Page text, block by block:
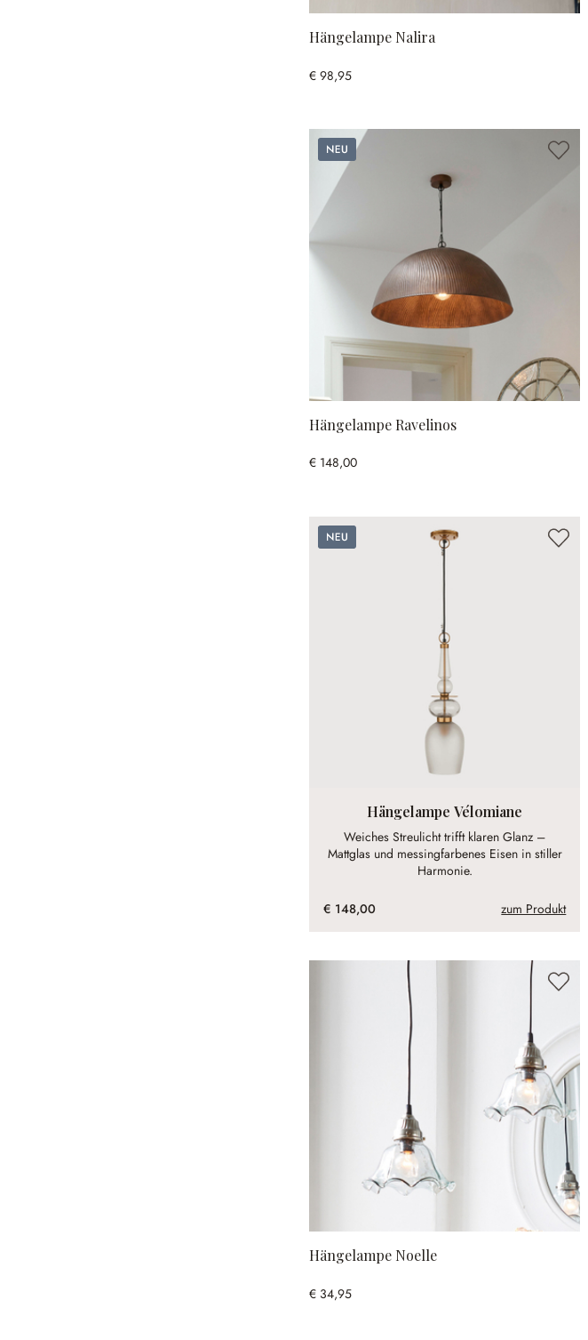
Hängelampe Nalira
€ 98,95
Neu
Hängelampe Ravelinos
€ 148,00
Neu
Hängelampe Vélomiane
Weiches Streulicht trifft klaren Glanz –
Mattglas und messingfarbenes Eisen in stiller
Harmonie.
€ 148,00 zum Produkt
Hängelampe Noelle
€ 34,95